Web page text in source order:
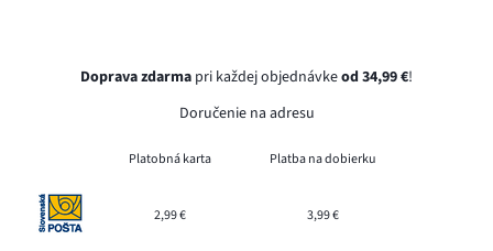
Doprava zdarma pri každej objednávkeod 34,99 €!
Doručenie na adresu
Platobná karta Platba na dobierku
2,99 € 3,99 €